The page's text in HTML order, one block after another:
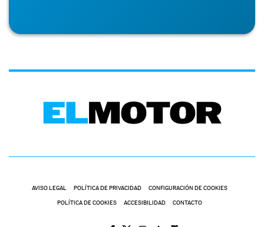
AVISO LEGAL POLÍTICA DE PRIVACIDAD CONFIGURACIÓN DE COOKIES
POLÍTICA DE COOKIES ACCESIBILIDAD CONTACTO